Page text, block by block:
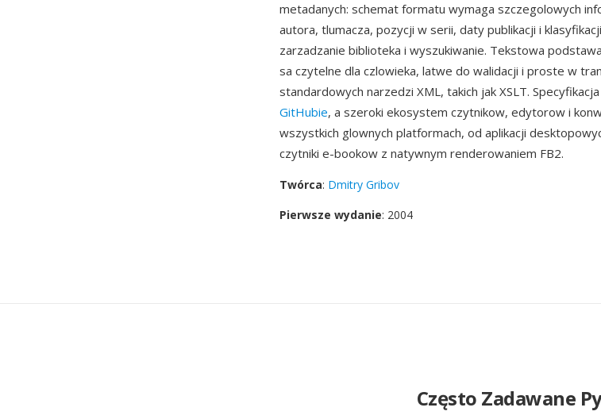
metadanych: schemat formatu wymaga szczegolowych
autora, tlumacza, pozycji w serii, daty publikacji i
zarzadzanie biblioteka i wyszukiwanie. Tekstowa
sa czytelne dla czlowieka, latwe do walidacji i proste w
standardowych narzedzi XML, takich jak XSLT.
GitHubie, a szeroki ekosystem czytnikow, edytorow i
wszystkich glownych platformach, od aplikacji
czytniki e-bookow z natywnym renderowaniem FB2.
Twórca: Dmitry Gribov
Pierwsze wydanie: 2004
Często Zadawane